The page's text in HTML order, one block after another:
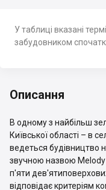
У таблиці вказані
забудовником
Описання
В одному з найбільш
Київської області – в
ведеться будівництво
звучною назвою
п'яти
відповідає критеріям